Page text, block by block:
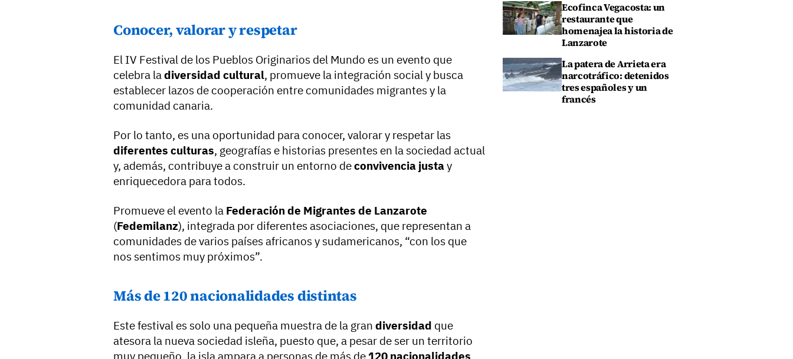
Conocer, valorar y respetar
El IV Festival de los Pueblos Originarios del Mundo es un evento que
celebra la diversidad cultural, promueve la integración social y busca
establecer lazos de cooperación entre comunidades migrantes y la
comunidad canaria.
Por lo tanto, es una oportunidad para conocer, valorar y respetar las
diferentes culturas, geografías e historias presentes en la sociedad actual
y, además, contribuye a construir un entorno deconvivencia justay
enriquecedora para todos.
Promueve el evento la Federación de Migrantes de Lanzarote
(Fedemilanz), integrada por diferentes asociaciones, que representan a
comunidades de varios países africanos y sudamericanos, “con los que
nos sentimos muy próximos”.
Más de 120 nacionalidades distintas
Este festival es solo una pequeña muestra de la gran diversidad que
atesora la nueva sociedad isleña, puesto que, a pesar de ser un territorio
muy pequeño, la isla ampara a personas de más de 120 nacionalidades
Ecofinca Vegacosta: un
restaurante que
homenajea la historia de
Lanzarote
La patera de Arrieta era
narcotráfico: detenidos
tres españoles y un
francés